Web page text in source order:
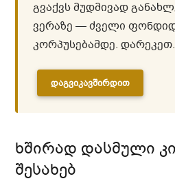
გვაქვს მუდმივად
ვერაზე — ძველი
კორპუსებამდე. დარეკეთ.
ᲓᲐᲒᲕᲘᲙᲐᲕᲨᲘᲠᲓᲘᲗ
ხშირად დასმული
შესახებ